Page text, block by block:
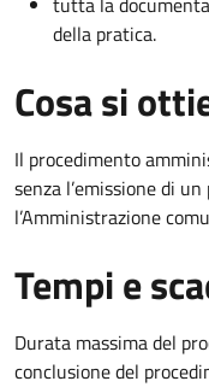
della pratica.
Cosa si
Il procedimento
senza l’emissione di
l’Amministrazione
Tempi e
Durata massima del
conclusione del